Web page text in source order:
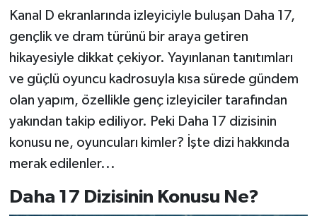
Kanal D ekranlarında izleyiciyle buluşan Daha 17,
gençlik ve dram türünü bir araya getiren
hikayesiyle dikkat çekiyor. Yayınlanan tanıtımları
ve güçlü oyuncu kadrosuyla kısa sürede gündem
olan yapım, özellikle genç izleyiciler tarafından
yakından takip ediliyor. Peki Daha 17 dizisinin
konusu ne, oyuncuları kimler? İşte dizi hakkında
merak edilenler...
Daha 17 Dizisinin Konusu Ne?